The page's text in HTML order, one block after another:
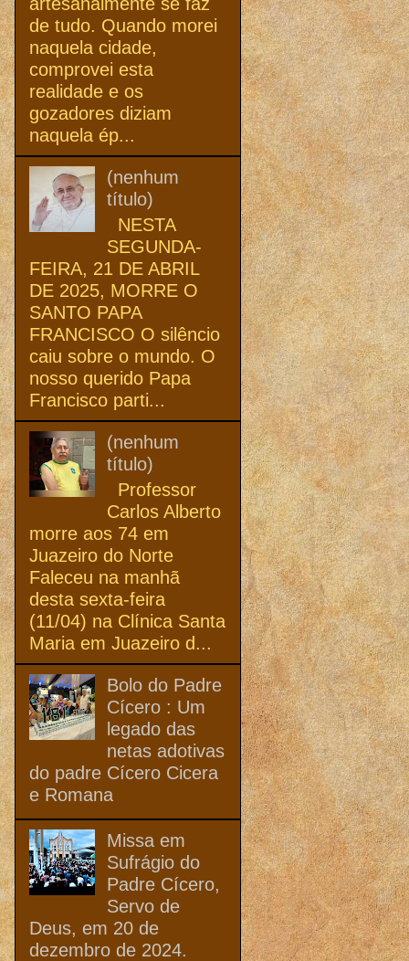
de tudo. Quando morei
naquela cidade,
comprovei esta
realidade e os
gozadores diziam
naquela ép...
(nenhum
título)
NESTA
SEGUNDA-
FEIRA, 21 DE ABRIL
DE 2025, MORRE O
SANTO PAPA
FRANCISCO O silêncio
caiu sobre o mundo. O
nosso querido Papa
Francisco parti...
(nenhum
título)
Professor
Carlos Alberto
morre aos 74 em
Juazeiro do Norte
Faleceu na manhã
desta sexta-feira
(11/04) na Clínica Santa
Maria em Juazeiro d...
Bolo do Padre
Cícero : Um
legado das
netas adotivas
do padre Cícero Cicera
e Romana
Missa em
Sufrágio do
Padre Cícero,
Servo de
Deus, em 20 de
dezembro de 2024.